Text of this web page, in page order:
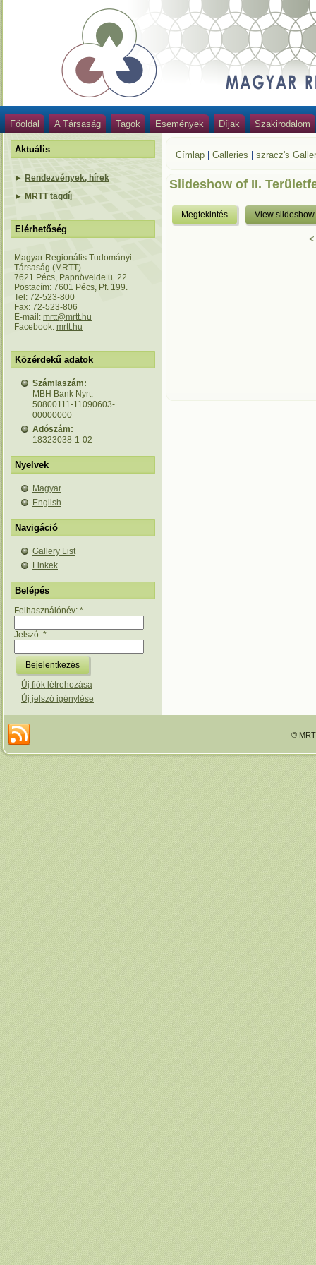
Főoldal A Társaság Tagok Események Díjak Szakirodalom
Aktuális
► Rendezvények, hírek
► MRTTtagdíj
Elérhetőség
Magyar Regionális Tudományi
Társaság (MRTT)
7621 Pécs, Papnövelde u. 22.
Postacím: 7601 Pécs, Pf. 199.
Tel: 72-523-800
Fax: 72-523-806
E-mail: mrtt@mrtt.hu
Facebook: mrtt.hu
Közérdekű adatok
Számlaszám:
MBH Bank Nyrt.
50800111-11090603-
00000000
Adószám:
18323038-1-02
Nyelvek
Magyar
English
Navigáció
Gallery List
Linkek
Belépés
Felhasználónév: *
Jelszó: *
Új fiók létrehozása
Új jelszó igénylése
Címlap |Galleries |szracz's
Slideshow of II.
Megtekintés View slideshow
©